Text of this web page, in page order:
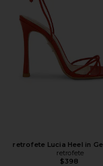
retrofete Lucia Heel in
retrofete
$398